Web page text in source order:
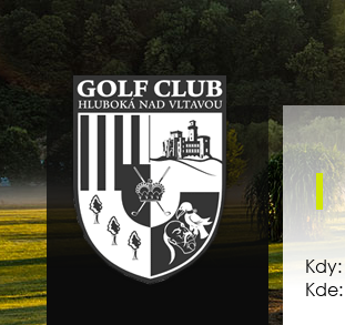
Golf klub Hluboká
nad Vltavou
Kdy:
Kde: